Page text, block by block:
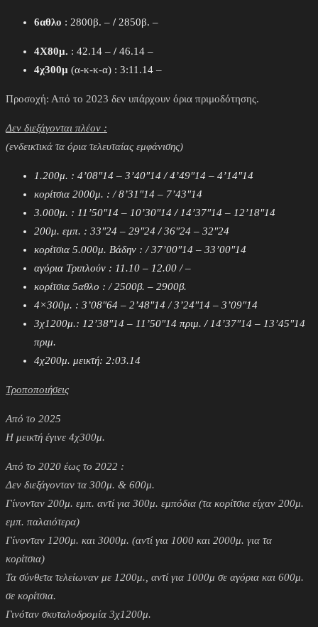
6αθλο : 2800β. – /2850β. –
4Χ80μ. : 42.14 – /46.14 –
4χ300μ (α-κ-κ-α) : 3:11.14 –
Προσοχή: Από το 2023 δεν υπάρχουν όρια πριμοδότησης.
Δεν διεξάγονται πλέον :
(ενδεικτικά τα όρια τελευταίας εμφάνισης)
1.200μ. : 4’08″14 – 3’40″14/4’49″14 – 4’14″14
κορίτσια 2000μ. : / 8’31″14 – 7’43″14
3.000μ. : 11’50″14 – 10’30″14/14’37″14 – 12’18″14
200μ. εμπ. : 33″24 – 29″24/36″24 – 32″24
κορίτσια 5.000μ. Βάδην : / 37’00″14 – 33’00″14
αγόρια Τριπλούν : 11.10 – 12.00 / –
κορίτσια 5αθλο : / 2500β. – 2900β.
4×300μ. : 3’08″64 – 2’48″14 / 3’24″14 – 3’09″14
3χ1200μ.: 12’38″14 – 11’50″14 πριμ./14’37″14 – 13’45″14
πριμ.
4χ200μ. μεικτή: 2:03.14
Τροποποιήσεις
Από το 2025
Η μεικτή έγινε 4χ300μ.
Από το 2020 έως το 2022 :
Δεν διεξάγονταν τα 300μ. & 600μ.
Γίνονταν 200μ. εμπ. αντί για 300μ. εμπόδια (τα κορίτσια είχαν 200μ.
εμπ. παλαιότερα)
Γίνονταν 1200μ. και 3000μ. (αντί για 1000 και 2000μ. για τα
κορίτσια)
Τα σύνθετα τελείωναν με 1200μ., αντί για 1000μ σε αγόρια και 600μ.
σε κορίτσια.
Γινόταν σκυταλοδρομία 3χ1200μ.